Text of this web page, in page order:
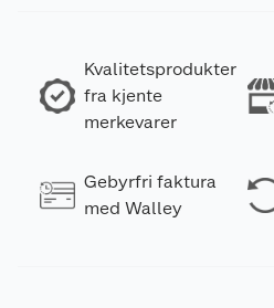
Kvalitetsprodukter
fra kjente
merkevarer
Gebyrfri faktura
med Walley